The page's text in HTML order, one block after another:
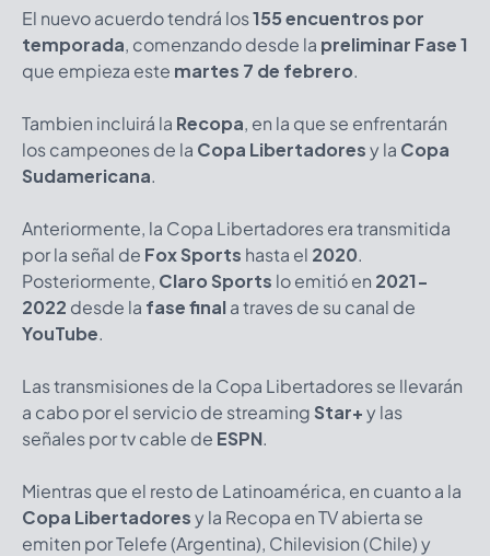
El nuevo acuerdo tendrá los155 encuentros por
temporada, comenzando desde la preliminar Fase 1
que empieza este martes 7 de febrero.
Tambien incluirá la Recopa, en la que se enfrentarán
los campeones de la Copa Libertadoresy la Copa
Sudamericana.
Anteriormente, la Copa Libertadores era transmitida
por la señal de Fox Sports hasta el 2020.
Posteriormente, Claro Sports lo emitió en 2021-
2022 desde la fase finala traves de su canal de
YouTube.
Las transmisiones de la Copa Libertadores se llevarán
a cabo por el servicio de streaming Star+y las
señales por tv cable de ESPN.
Mientras que el resto de Latinoamérica, en cuanto a la
Copa Libertadoresy la Recopa en TV abierta se
emiten por Telefe (Argentina), Chilevision (Chile) y